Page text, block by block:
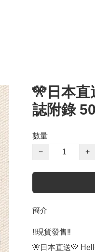
🎌日本
誌附錄
數量
−
+
簡介
‼️現貨發售‼️
🎌日本直送🎌